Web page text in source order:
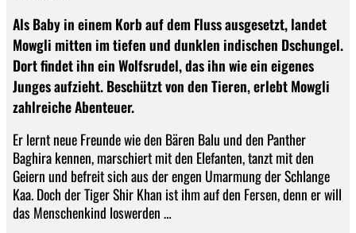
Als Baby in einem Korb auf dem Fluss ausgesetzt, landet
Mowgli mitten im tiefen und dunklen indischen Dschungel.
Dort findet ihn ein Wolfsrudel, das ihn wie ein eigenes
Junges aufzieht. Beschützt von den Tieren, erlebt Mowgli
zahlreiche Abenteuer.
Er lernt neue Freunde wie den Bären Balu und den Panther
Baghira kennen, marschiert mit den Elefanten, tanzt mit den
Geiern und befreit sich aus der engen Umarmung der Schlange
Kaa. Doch der Tiger Shir Khan ist ihm auf den Fersen, denn er will
das Menschenkind loswerden …